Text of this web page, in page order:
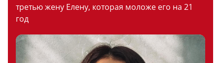
третью жену Елену, которая моложе его на 21
год